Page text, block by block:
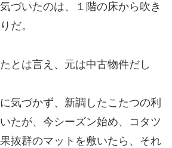
づいたのは、１階の床から吹き
だ。
とは言え、元は中古物件だし
気づかず、新調したこたつの利
たが、今シーズン始め、コタツ
抜群のマットを敷いたら、それ